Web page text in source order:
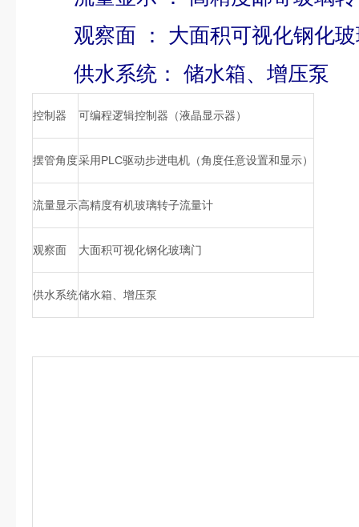
观察面 ： 大面积可视化钢化玻
供水系统： 储水箱、增压泵
控制器 可编程逻辑控制器（液晶显示器）
摆管角度采用PLC驱动步进电机（角度任意设置和显示）
流量显示高精度有机玻璃转子流量计
观察面 大面积可视化钢化玻璃门
供水系统储水箱、增压泵